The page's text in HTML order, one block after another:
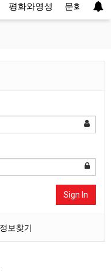
평화와영성 문화예술
Sign In
정보찾기